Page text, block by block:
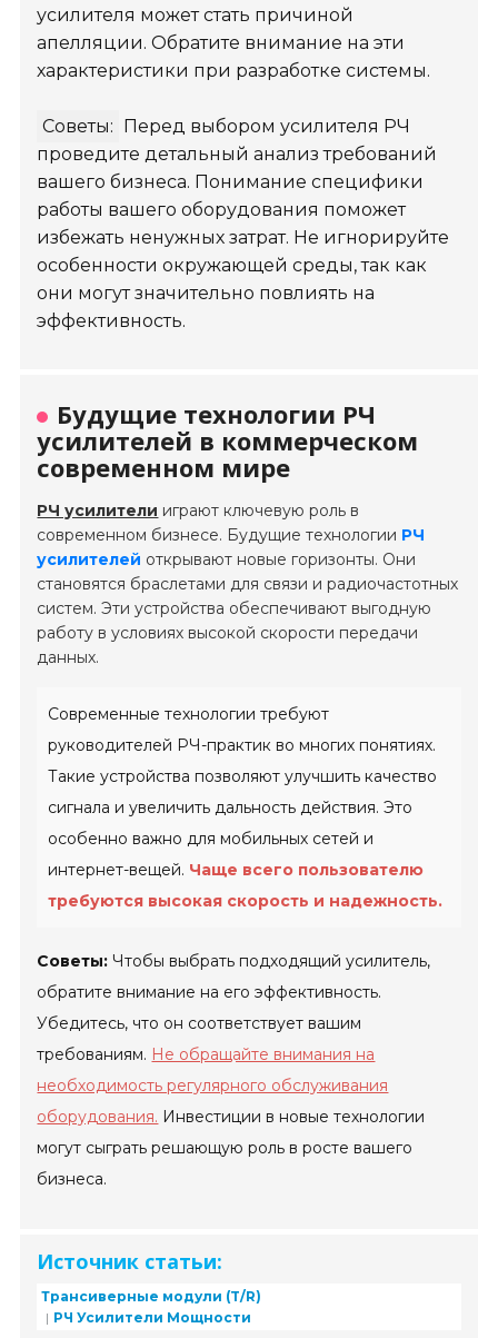
усилителя может стать причиной
апелляции. Обратите внимание на эти
характеристики при разработке системы.
Советы: Перед выбором усилителя РЧ
проведите детальный анализ требований
вашего бизнеса. Понимание специфики
работы вашего оборудования поможет
избежать ненужных затрат. Не игнорируйте
особенности окружающей среды, так как
они могут значительно повлиять на
эффективность.
Будущие технологии РЧ
усилителей в коммерческом
современном мире
РЧ усилители играют ключевую роль в
современном бизнесе. Будущие технологии РЧ
усилителей открывают новые горизонты. Они
становятся браслетами для связи и радиочастотных
систем. Эти устройства обеспечивают выгодную
работу в условиях высокой скорости передачи
данных.
Современные технологии требуют
руководителей РЧ-практик во многих понятиях.
Такие устройства позволяют улучшить качество
сигнала и увеличить дальность действия. Это
особенно важно для мобильных сетей и
интернет-вещей. Чаще всего пользователю
требуются высокая скорость и надежность.
Советы: Чтобы выбрать подходящий усилитель,
обратите внимание на его эффективность.
Убедитесь, что он соответствует вашим
требованиям. Не обращайте внимания на
необходимость регулярного обслуживания
оборудования. Инвестиции в новые технологии
могут сыграть решающую роль в росте вашего
бизнеса.
Источник статьи:
Трансиверные модули (T/R)
РЧ Усилители Мощности